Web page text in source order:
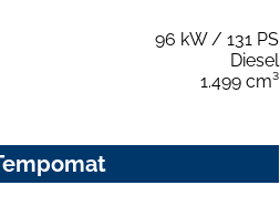
96 kW / 131 PS
Diesel
1.499 cm³